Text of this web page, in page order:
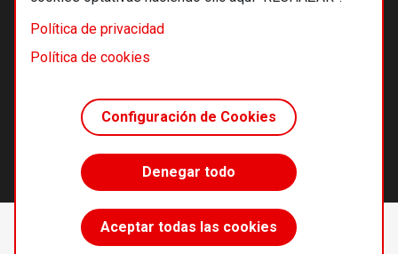
Política de privacidad
Política de cookies
Configuración de Cookies
Denegar todo
Aceptar todas las cookies
Accede sin límites
desde 55 €/año
Suscríbete
© 2026 Alternativas económicas SCCL
Footer
Términos y condiciones de uso
Política de cookies
Principios editoriales